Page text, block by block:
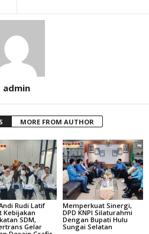
admin
MORE FROM AUTHOR
Rudi Latif
Kebijakan
SDM,
Gelar
Memperkuat Sinergi,
DPD KNPI Silaturahmi
Dengan Bupati Hulu
Sungai Selatan